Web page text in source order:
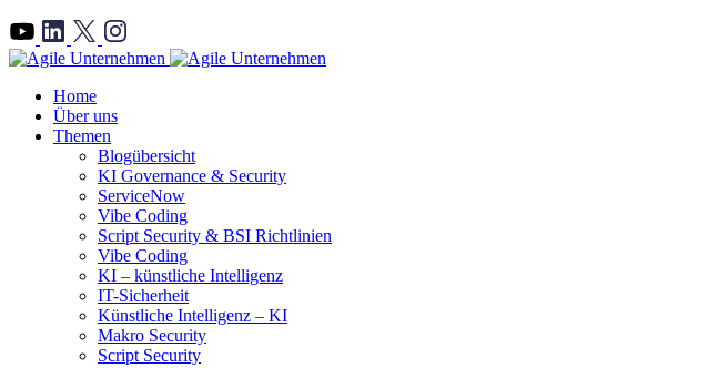
">
Home
Über uns
Themen
Blogübersicht
KI Governance & Security
ServiceNow
Vibe Coding
Script Security & BSI Richtlinien
Vibe Coding
KI – künstliche Intelligenz
IT-Sicherheit
Künstliche Intelligenz – KI
Makro Security
Script Security